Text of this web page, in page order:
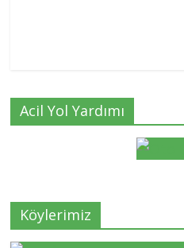
Acil Yol Yardımı
Köylerimiz